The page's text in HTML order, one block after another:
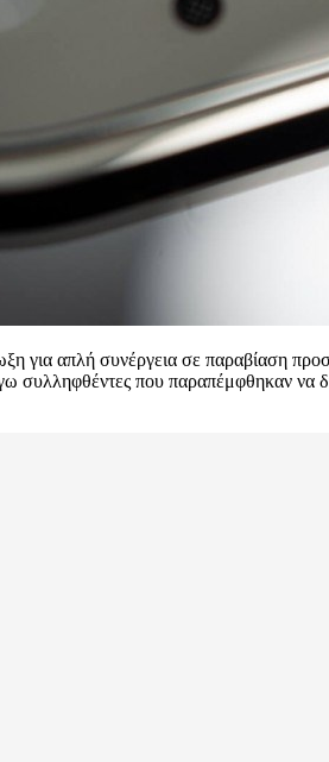
για απλή συνέργεια σε παραβίαση
συλληφθέντες που παραπέμφθηκαν να